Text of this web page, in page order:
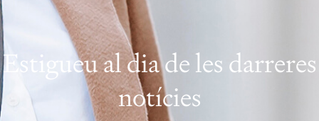
DE GOVERN COMISSIÓ DEONTOLÒGICA
INFORMÀTICA I NOVES
TECNOLOGIES
DE FEINA
ALERTES
FARMACÈUTIQUES
R
CARNET METGE
COL·LEGIAT
Estigueu al dia de les darreres
notícies